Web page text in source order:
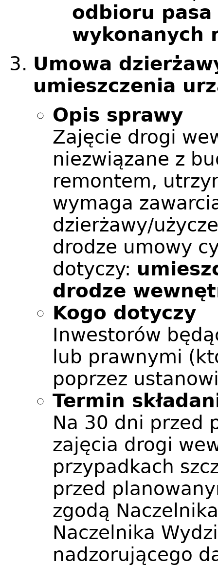
odbioru
wykonanych
Umowa
umieszczenia
Opis sprawy
Zajęcie drogi
niezwiązane z
remontem,
wymaga
dzierżawy/
drodze umowy
dotyczy:
drodze
Kogo dotyczy
Inwestorów
lub prawnymi
poprzez
Termin
Na 30 dni przed
zajęcia drogi
przypadkach
przed
zgodą
Naczelnika
nadzorującego